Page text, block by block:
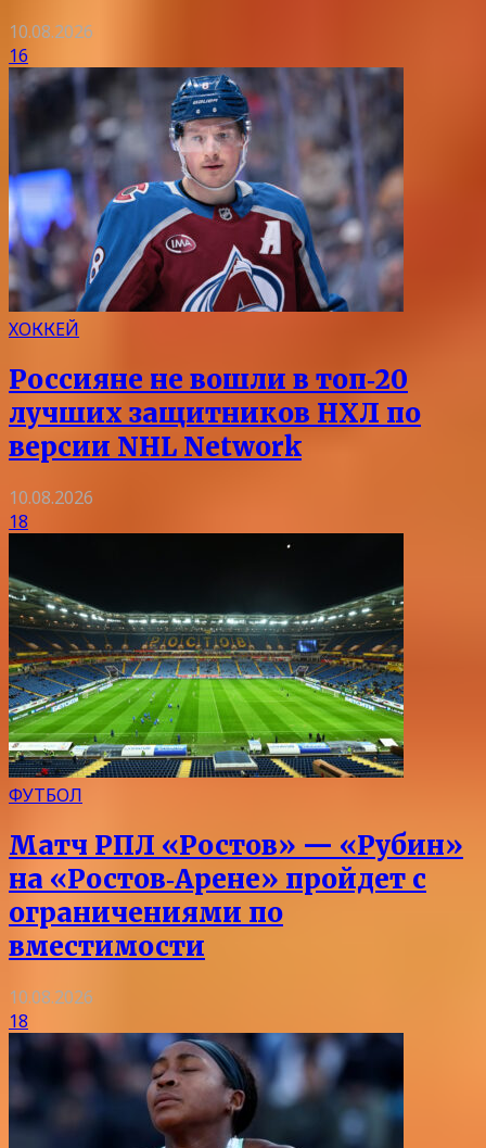
10.08.2026
16
ХОККЕЙ
Россияне не вошли в топ‑20
лучших защитников НХЛ по
версии NHL Network
10.08.2026
18
ФУТБОЛ
Матч РПЛ «Ростов» — «Рубин»
на «Ростов‑Арене» пройдет с
ограничениями по
вместимости
10.08.2026
18